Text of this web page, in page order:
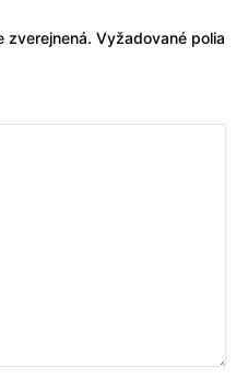
zverejnená. Vyžadované polia